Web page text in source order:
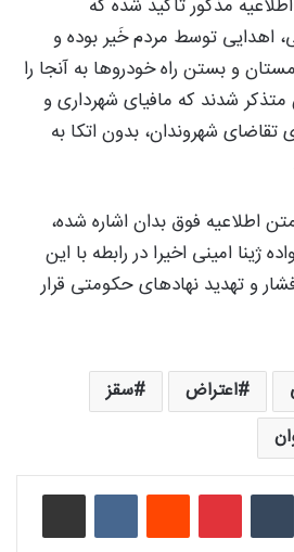
مذکور تاکید شده که
اهدایی توسط مردم خَیر بوده و
و بستن راه خودروها به آنجا را
شدند که مافیای شهرداری و
شهروندان، بدون اتکا به
اطلاعیه فوق بدان اشاره شده،
ژینا امینی اخیرا در رابطه با این
و تهدید نهادهای حکومتی قرار
اعتراض
سقز
‫تامبلر ‫پین‌ترست‫رددیت ‫VKontakteاشتراک گذاری از طریق ایمیل